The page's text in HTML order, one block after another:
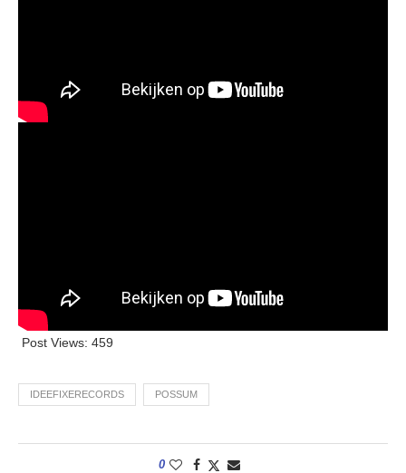
Post Views: 459
IDEEFIXERECORDS POSSUM
0